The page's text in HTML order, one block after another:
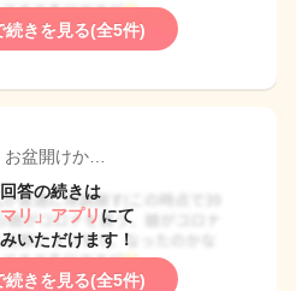
続きを見る(全5件)
盆開けか…
答の続きは
リ」アプリ にて
いただけます！
続きを見る(全5件)